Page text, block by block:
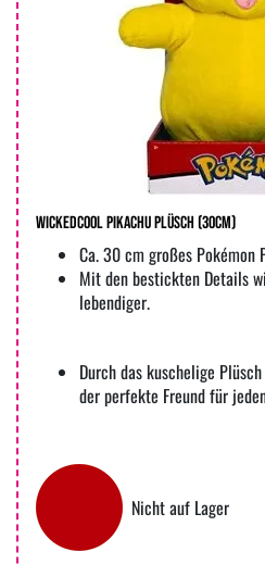
WICKEDCOOL Pikachu Plüsch (30cm)
Ca. 30 cm großes Pokémon
Mit den bestickten Details
lebendiger.
Durch das kuschelige
der perfekte Freund für
Nicht auf Lager